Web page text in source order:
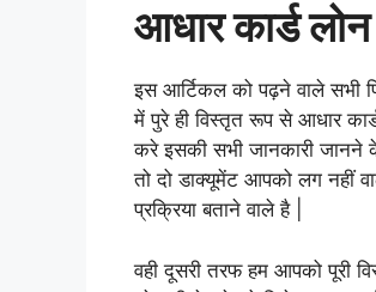
आधार कार्ड
इस आर्टिकल को पढ़ने वाले सभी
में पुरे ही विस्तृत रूप से आधार
करे इसकी सभी जानकारी जानने
तो दो डाक्यूमेंट आपको लग नहीं
प्रक्रिया बताने वाले है |
वही दूसरी तरफ हम आपको पूरी